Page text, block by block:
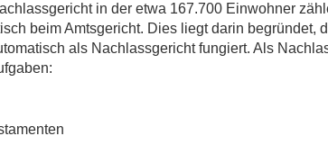
in der etwa 167.700 Einwohner
beim Amtsgericht. Dies liegt darin begründet,
als Nachlassgericht fungiert. Als